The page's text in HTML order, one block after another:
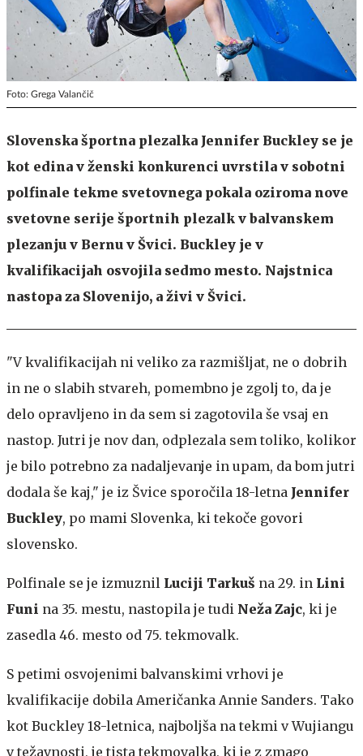
Foto: Grega Valančič
Slovenska športna plezalka Jennifer Buckley se je
kot edina v ženski konkurenci uvrstila v sobotni
polfinale tekme svetovnega pokala oziroma nove
svetovne serije športnih plezalk v balvanskem
plezanju v Bernu v Švici. Buckley je v
kvalifikacijah osvojila sedmo mesto. Najstnica
nastopa za Slovenijo, a živi v Švici.
"V kvalifikacijah ni veliko za razmišljat, ne o dobrih
in ne o slabih stvareh, pomembno je zgolj to, da je
delo opravljeno in da sem si zagotovila še vsaj en
nastop. Jutri je nov dan, odplezala sem toliko, kolikor
je bilo potrebno za nadaljevanje in upam, da bom jutri
dodala še kaj," je iz Švice sporočila 18-letna Jennifer
Buckley, po mami Slovenka, ki tekoče govori
slovensko.
Polfinale se je izmuznil Luciji Tarkuš na 29. in Lini
Funi na 35. mestu, nastopila je tudi Neža Zajc, ki je
zasedla 46. mesto od 75. tekmovalk.
S petimi osvojenimi balvanskimi vrhovi je
kvalifikacije dobila Američanka Annie Sanders. Tako
kot Buckley 18-letnica, najboljša na tekmi v Wujiangu
v težavnosti, je tista tekmovalka, ki je z zmago